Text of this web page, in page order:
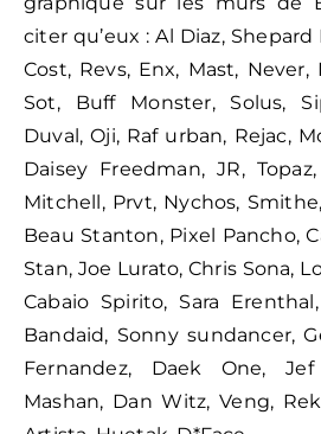
citer qu’eux : Al Diaz, Shepard
Cost, Revs, Enx, Mast,
Sot, Buff Monster, Solus,
Duval, Oji, Raf urban, Rejac,
Daisey Freedman, JR,
Mitchell, Prvt, Nychos,
Beau Stanton, Pixel Pancho,
Stan, Joe Lurato, Chris Sona,
Cabaio Spirito, Sara
Bandaid, Sonny sundancer,
Fernandez, Daek One,
Mashan, Dan Witz, Veng,